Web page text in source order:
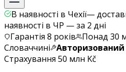
В наявності в Чехії—
наявності в ЧР — за 2 дні
Гарантія 8 років
Понад 30
Словаччині Авторизований
Страхування 50 млн Kč